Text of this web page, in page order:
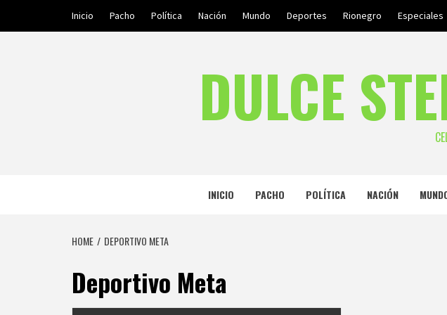
Inicio Pacho Política Nación Mundo Deportes Rionegro Especiales
DULCE
INICIO PACHO POLÍTICA NACIÓN
HOME DEPORTIVO META
Deportivo Meta